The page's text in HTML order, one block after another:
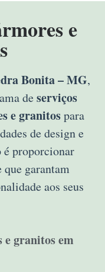
e
Bonita – MG,
de serviços
e granitospara
de design e
é proporcionar
que garantam
aos seus
granitos em